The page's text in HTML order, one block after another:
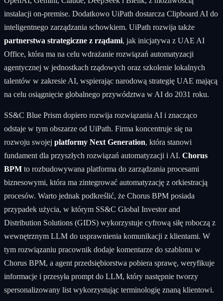
instalacji on-premise. Dodatkowo UiPath dostarcza Clipboard AI do
inteligentnego zarządzania schowkiem. UiPath rozwija także
partnerstwa strategiczne z rządami, jak inicjatywa z UAE AI
Office, która ma na celu wdrażanie rozwiązań automatyzacji
agentycznej w jednostkach rządowych oraz szkolenie lokalnych
talentów w zakresie AI, wspierając narodową strategię UAE mającą
na celu osiągnięcie globalnego przywództwa w AI do 2031 roku.
SS&C Blue Prism dopiero rozwija rozwiązania AI i znacząco
odstaje w tym obszarze od UiPath. Firma koncentruje się na
rozwoju swojej platformy Next Generation, która stanowi
fundament dla przyszłych rozwiązań automatyzacji i AI. Chorus
BPM to rozbudowywana platforma do zarządzania procesami
biznesowymi, która ma zintegrować automatyzację z orkiestracją
procesów. Warto jednak podkreślić, że Chorus BPM posiada
przypadek użycia, w którym SS&C Global Investor and
Distribution Solutions (GIDS) wykorzystuje cyfrową siłę roboczą z
wewnętrznym LLM do usprawnienia komunikacji z klientami. W
tym rozwiązaniu pracownik dodaje komentarze do szablonu w
Chorus BPM, a agent przedsiębiorstwa pobiera sprawę, weryfikuje
informacje i przesyła prompt do LLM, który następnie tworzy
spersonalizowany list wykorzystując terminologię znaną klientowi.